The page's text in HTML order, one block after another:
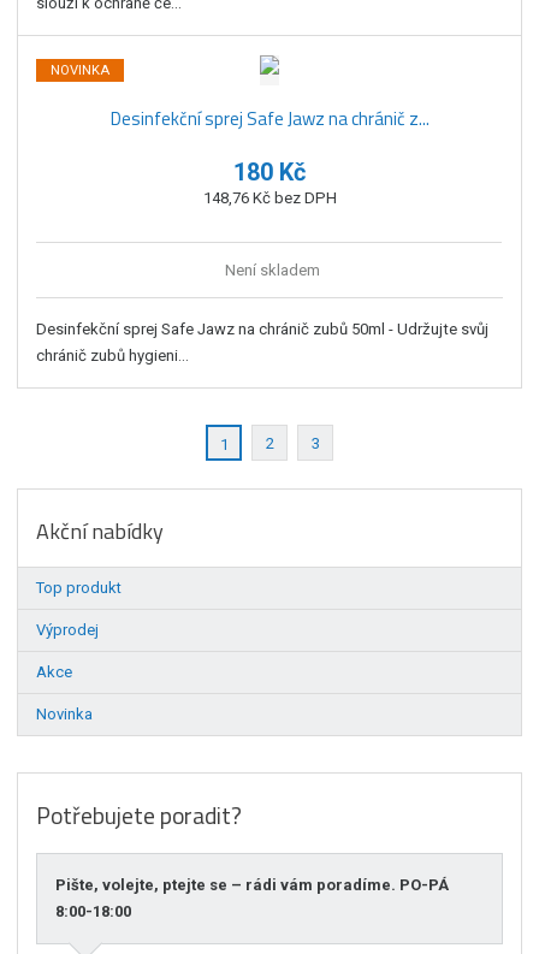
NOVINKA
Desinfekční sprej Safe Jawz na chránič z...
180 Kč
148,76 Kč bez DPH
Není skladem
Desinfekční sprej Safe Jawz na chránič zubů 50ml - Udržujte svůj
chránič zubů hygieni...
1 2 3
Akční nabídky
Top produkt
Výprodej
Akce
Novinka
Potřebujete poradit?
Pište, volejte, ptejte se – rádi vám poradíme. PO-PÁ
8:00-18:00